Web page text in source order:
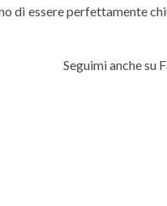
di essere perfettamente
Seguimi anche su